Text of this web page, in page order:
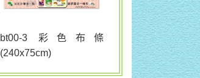
bt00-3 彩色布條
(240x75cm)